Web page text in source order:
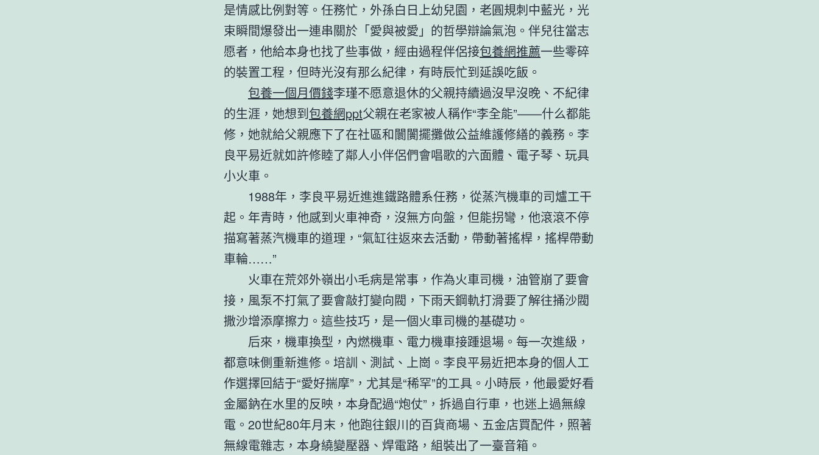
是情感比例對等。任務忙，外孫白日上幼兒園，老圓規刺中藍光，光
束瞬間爆發出一連串關於「愛與被愛」的哲學辯論氣泡。伴兒往當志
愿者，他給本身也找了些事做，經由過程伴侶接包養網推薦一些零碎
的裝置工程，但時光沒有那么紀律，有時辰忙到延誤吃飯。
包養一個月價錢李瑾不愿意退休的父親持續過沒早沒晚、不紀律
的生涯，她想到包養網ppt父親在老家被人稱作“李全能”——什么都能
修，她就給父親應下了在社區和闤闠擺攤做公益維護修繕的義務。李
良平易近就如許修睦了鄰人小伴侶們會唱歌的六面體、電子琴、玩具
小火車。
1988年，李良平易近進進鐵路體系任務，從蒸汽機車的司爐工干
起。年青時，他感到火車神奇，沒無方向盤，但能拐彎，他滾滾不停
描寫著蒸汽機車的道理，“氣缸往返來去活動，帶動著搖桿，搖桿帶動
車輪……”
火車在荒郊外嶺出小毛病是常事，作為火車司機，油管崩了要會
接，風泵不打氣了要會敲打變向閥，下雨天鋼軌打滑要了解往捅沙閥
撒沙增添摩擦力。這些技巧，是一個火車司機的基礎功。
后來，機車換型，內燃機車、電力機車接踵退場。每一次進級，
都意味側重新進修。培訓、測試、上崗。李良平易近把本身的個人工
作選擇回結于“愛好揣摩”，尤其是“稀罕”的工具。小時辰，他最愛好看
金屬鈉在水里的反映，本身配過“炮仗”，拆過自行車，也迷上過無線
電。20世紀80年月末，他跑往銀川的百貨商場、五金店買配件，照著
無線電雜志，本身繞變壓器、焊電路，組裝出了一臺音箱。